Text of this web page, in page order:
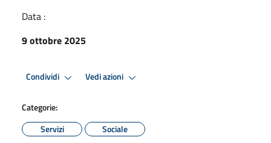
Data :
9 ottobre 2025
Condividi Vedi azioni
Categorie:
Servizi
Sociale